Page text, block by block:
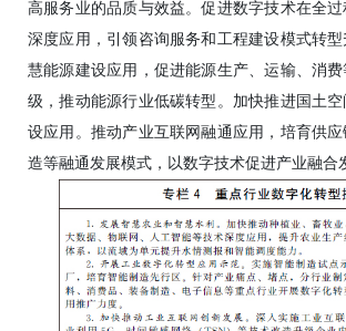
高服务业的品质与效益。促进数字技术在全
深度应用，引领咨询服务和工程建设模式转
慧能源建设应用，促进能源生产、运输、消
级，推动能源行业低碳转型。加快推进国土
设应用。推动产业互联网融通应用，培育供应
造等融通发展模式，以数字技术促进产业融合